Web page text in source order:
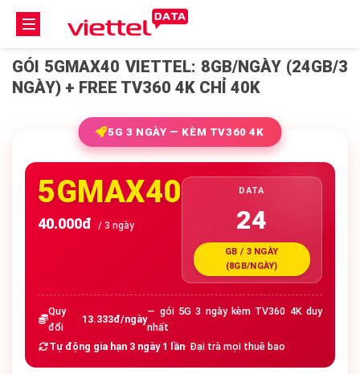
GÓI 5GMAX40 VIETTEL: 8GB/NGÀY (24GB/3
NGÀY) + FREE TV360 4K CHỈ 40K
5G 3 NGÀY — KÈM TV360 4K
5GMAX40
40.000đ / 3 ngày
DATA
24
GB / 3 NGÀY
(8GB/NGÀY)
Quy
đổi
13.333đ/ngày
— gói 5G 3 ngày kèm TV360 4K duy
nhất
Tự động gia hạn 3 ngày 1 lần· Đại trà mọi thuê bao